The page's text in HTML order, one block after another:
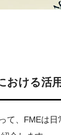
おける活
て、FMEは